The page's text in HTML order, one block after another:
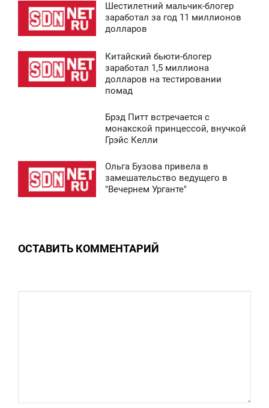
Шестилетний мальчик-блогер
заработал за год 11 миллионов
долларов
Китайский бьюти-блогер
заработал 1,5 миллиона
долларов на тестировании
помад
Брэд Питт встречается с
монакской принцессой, внучкой
Грэйс Келли
Ольга Бузова привела в
замешательство ведущего в
"Вечернем Урганте"
ОСТАВИТЬ КОММЕНТАРИЙ